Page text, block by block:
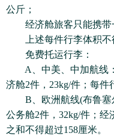
公斤；
经济舱旅客只能携带
上述每件行李体积不得
免费托运行李：
A、中美、中加航线：
济舱2件，23kg/件；每件
B、欧洲航线(布鲁塞
公务舱2件，32kg/件；经
之和不得超过158厘米。